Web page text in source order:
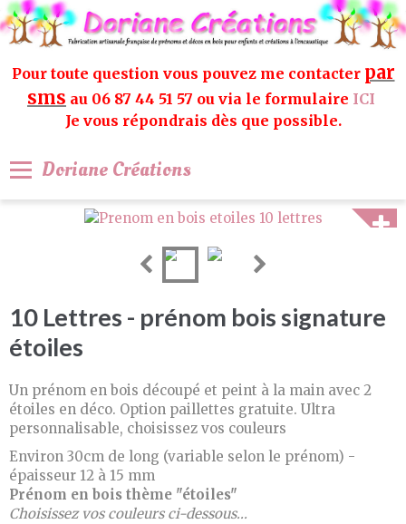
Pour toute question vous pouvez me contacter par
sms au 06 87 44 51 57 ou via le formulaire ICI
Je vous répondrais dès que possible.
Doriane Créations
10 Lettres - prénom bois signature
étoiles
Un prénom en bois découpé et peint à la main avec 2
étoiles en déco. Option paillettes gratuite. Ultra
personnalisable, choisissez vos couleurs
Environ 30cm de long (variable selon le prénom) -
épaisseur 12 à 15 mm
Prénom en bois thème "étoiles"
Choisissez vos couleurs ci-dessous...